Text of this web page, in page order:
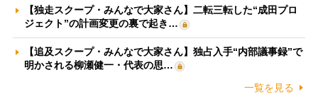
【独走スクープ・みんなで大家さん】二転三転した“成田プロ
ジェクト”の計画変更の裏で起き…
【追及スクープ・みんなで大家さん】独占入手“内部議事録”で
明かされる柳瀬健一・代表の思…
一覧を見る